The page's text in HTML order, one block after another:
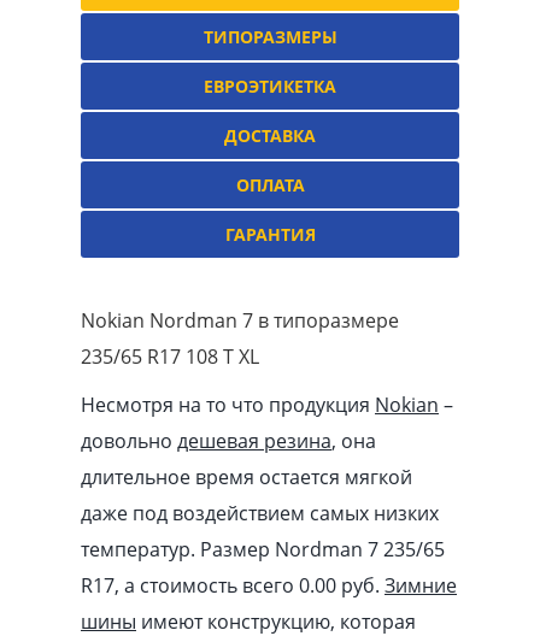
ТИПОРАЗМЕРЫ
ЕВРОЭТИКЕТКА
ДОСТАВКА
ОПЛАТА
ГАРАНТИЯ
Nokian Nordman 7 в типоразмере
235/65 R17 108 T XL
Несмотря на то что продукция Nokian –
довольно дешевая резина, она
длительное время остается мягкой
даже под воздействием самых низких
температур. Размер Nordman 7 235/65
R17, а стоимость всего 0.00 pуб. Зимние
шины имеют конструкцию, которая